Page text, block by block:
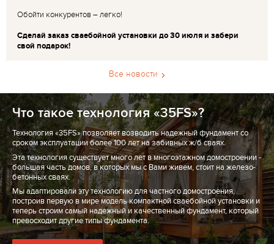
Обойти конкурентов – легко!
Сделай заказ сваебойной установки до 30 июля и забери
свой подарок!
Все новости
Что такое технология «35FS»?
Технология «35FS» позволяет возводить надежный фундамент со
сроком эксплуатации более 100 лет на забивных ж/б сваях.
Эта технология существует много лет в многоэтажном домостроении -
большая часть домов, в которых мы с Вами живем, стоит на железо-
бетонных сваях.
Мы адаптировали эту технологию для частного домостроения,
построив первую в мире модель компактной сваебойной установки и
теперь строим самый надежный и качественный фундамент, который
превосходит другие типы фундамента.